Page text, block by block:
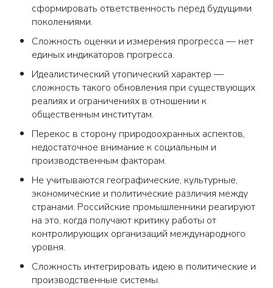
сформировать ответственность перед будущими
поколениями.
Сложность оценки и измерения прогресса — нет
единых индикаторов прогресса.
Идеалистический утопический характер —
сложность такого обновления при существующих
реалиях и ограничениях в отношении к
общественным институтам.
Перекос в сторону природоохранных аспектов,
недостаточное внимание к социальным и
производственным факторам.
Не учитываются географические, культурные,
экономические и политические различия между
странами. Российские промышленники реагируют
на это, когда получают критику работы от
контролирующих организаций международного
уровня.
Сложность интегрировать идею в политические и
производственные системы.